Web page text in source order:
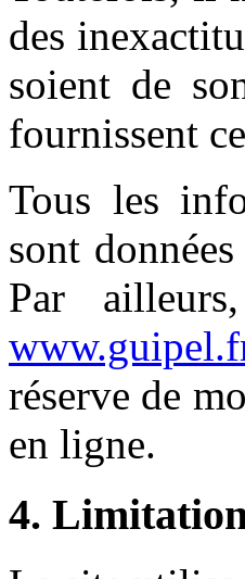
des
soient de
fournissent
Tous les
sont
Par
réserve de
en ligne.
4.